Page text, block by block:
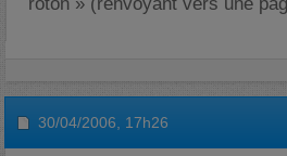
30/04/2006, 17h26